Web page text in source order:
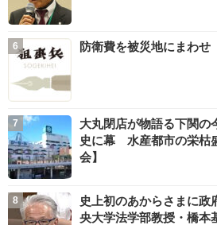
防衛費を被災地にまわせ
大丸閉店が物語る下関
史に幕 水産都市の栄枯
会】
史上初のあからさまに
央大学法学部教授・橋